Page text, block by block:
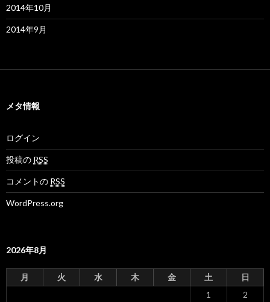
2014年10月
2014年9月
メタ情報
ログイン
投稿の RSS
コメントの RSS
WordPress.org
2026年8月
月 火 水 木 金 土 日
1
2